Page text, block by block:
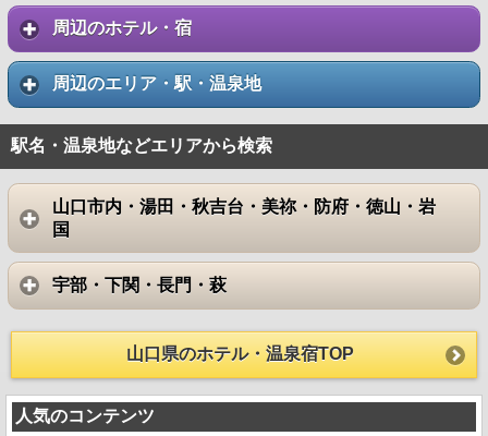
周辺のホテル・宿
周辺のエリア・駅・温泉地
駅名・温泉地などエリアから検索
山口市内・湯田・秋吉台・美祢・防府・徳山・岩
国
宇部・下関・長門・萩
山口県のホテル・温泉宿TOP
人気のコンテンツ